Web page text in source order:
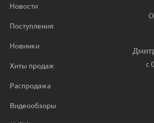
Новости
Поступления
Новинки
Хиты продаж
Распродажа
Видеообзоры
с